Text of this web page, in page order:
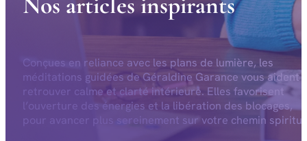
Conçues en reliance avec les plans de lumière, les
méditations guidées de Géraldine Garance vous aident
retrouver calme et clarté intérieure. Elles favorisent
l’ouverture des énergies et la libération des blocages,
pour avancer plus sereinement sur votre chemin